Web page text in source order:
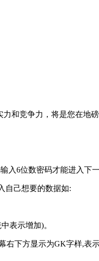
竞争力，将是您在地磅
入6位数密码才能进入下
己想要的数据如:
表示增加)。
方显示为GK字样,表